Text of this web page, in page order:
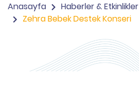
Anasayfa
Haberler & Etkinlikler
Zehra Bebek Destek Konseri